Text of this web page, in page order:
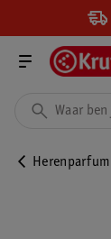
Herenparfum